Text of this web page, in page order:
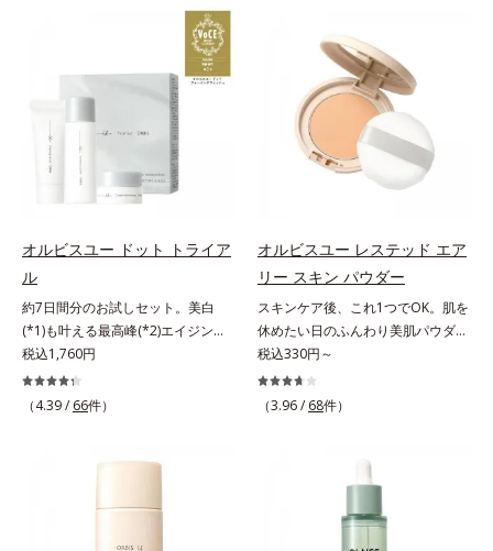
と密着し、定着効果をもたらすツヤ
記憶マグネット成分(*1)を配合しま
した。さらにキューティクルとなじ
みが良いキューティクルリペア成分
(*3)が、開いたキューティクルにピ
タッと密着し、毎朝手ぐしでツヤが
整うほどの美しい素髪へ導きます。
そのほか、健康的な印象の髪に導く
分が乾燥ダメージをケアし、毛髪の
うるおいをUP・11種のアミノ酸
(*5)：エッセンスインヘアミルクと
共通成分で毛髪を補修・タンパク質
補給成分(*6)：毛髪を補修してハリ
コシをUP・コレステロール(*7)：髪
への親和性が高い油性成分が毛髪の
湿・毛髪補修成分）*2 超音波ケア
方で定着*3 イソステアロイル加水
の乾燥・テカリへのケアはそのまま
に、肌荒れ・ニキビ予防など“今”の
肌悩みに応え、“未来”を見据えて好
印象の鍵となるハリ・ツヤへもアプ
ローチする進化を遂げました。うる
おいを逃しやすい男性肌に着目し、
アイテム同士をなじみやすくする
約し、よりシンプルなお手入れで、
ハリ・ツヤのある好印象な清潔透明
肌(*1)へ導きます。*1 うるおいによ
る透明感のある肌*2 男性の顔画像
を用いた印象評価において、基準画
像に対して、頬全体に輝度分布がな
だらかな光（ツヤ）があると、爽や
データベースPubMed及びGoogle
scholarにより国内化粧品業界にお
いて該当文献がないことを確認（ポ
オルビスユー ドット トライア
ル
約7日間分のお試しセット。美白
(*1)も叶える最高峰(*2)エイジング
ケア(*3)。ハリも透明感(*4)も結果
主義。年齢サイン(*5)の因子に着目
した肌科学エイジングケア(*3)シリ
対処するのではなく、肌で起きてい
もに現れる年齢サイン(*5)について
税込1,760円
（4.39 / 66件）
オルビスユー レステッド エア
リー スキン パウダー
スキンケア後、これ1つでOK。肌を
休めたい日のふんわり美肌パウダ
ー。ふんわり美肌が叶う、うるおい
パウダーです。3色の光を操るパウ
ダーがツヤと透明感を演出。ソフト
ー。ふんわり軽いつけごこちながら
美肌質感を叶えます。さらに花粉や
ちり・ホコリ、紫外線などの外的刺
税込330円～
（3.96 / 68件）